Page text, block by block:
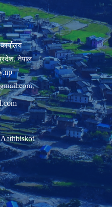
नेपाल
,